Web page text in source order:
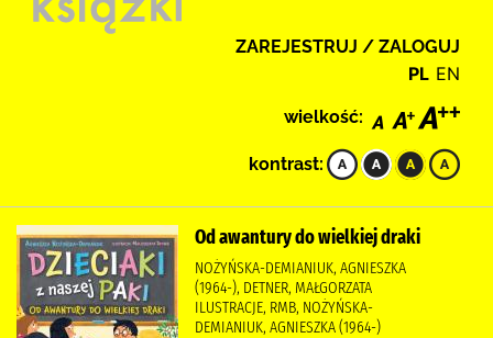
ZAREJESTRUJ / ZALOGUJ
PL EN
wielkość:
kontrast:
Od awantury do wielkiej draki
NOŻYŃSKA-DEMIANIUK, AGNIESZKA
(1964-), DETNER, MAŁGORZATA
ILUSTRACJE, RMB, NOŻYŃSKA-
DEMIANIUK, AGNIESZKA (1964-)